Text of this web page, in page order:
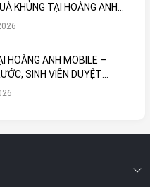
KHỦNG TẠI HOÀNG ANH
HOÀNG ANH MOBILE –
SINH VIÊN DUYỆT